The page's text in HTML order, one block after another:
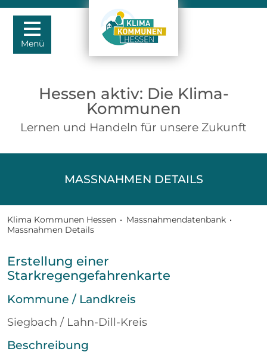
Menü
Hessen aktiv: Die Klima-
Kommunen
Lernen und Handeln für unsere Zukunft
MASSNAHMEN DETAILS
Klima Kommunen Hessen • Massnahmendatenbank •
Massnahmen Details
Erstellung einer
Starkregengefahrenkarte
Kommune / Landkreis
Siegbach / Lahn-Dill-Kreis
Beschreibung